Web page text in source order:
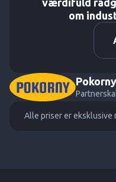
om
Alle priser er eksklusive